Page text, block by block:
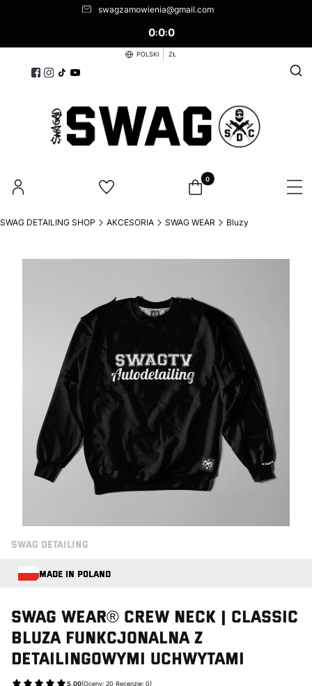
swagzamowienia@gmail.com
0:0:0
POLSKI ZŁ
Produkty w koszyku: 0.
SWAG DETAILING SHOP AKCESORIA SWAG WEAR Bluzy
SWAG DETAILING
MADE IN POLAND
SWAG WEAR® CREW NECK | CLASSIC
Bluza funkcjonalna z
detailingowymi uchwytami
5.00(Oceny: 20 Recenzje: 0)